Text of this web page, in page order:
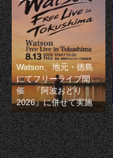
Watson、地元・徳島
にてフリーライブ開
催 『阿波おどり
2026』に併せて実施